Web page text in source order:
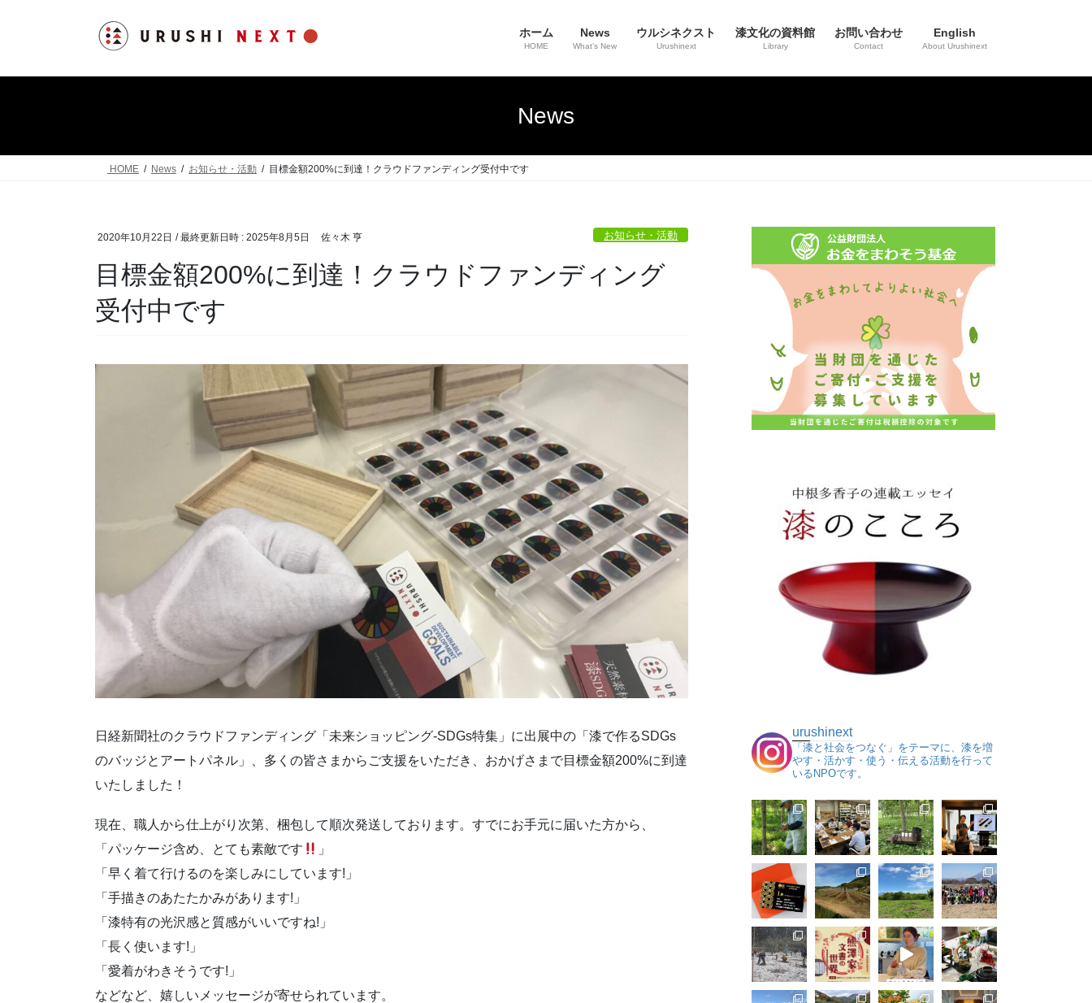
ホーム
HOME
News
What’s New
ウルシネクスト
Urushinext
漆文化の資料館
Library
お問い合わせ
Contact
English
About Urushinext
News
HOME News お知らせ・活動 目標金額200%に到達！クラウドファンディング受付中です
2020年10月22日 / 最終更新日時 : 2025年8月5日 佐々木 亨 お知らせ・活動
目標金額200%に到達！クラウドファンディング
受付中です
日経新聞社のクラウドファンディング「未来ショッピング-SDGs特集」に出展中の「漆で作るSDGs
のバッジとアートパネル」、多くの皆さまからご支援をいただき、おかげさまで目標金額200%に到達
いたしました！
現在、職人から仕上がり次第、梱包して順次発送しております。すでにお手元に届いた方から、
「パッケージ含め、とても素敵です
」
「早く着て行けるのを楽しみにしています!」
「手描きのあたたかみがあります!」
「漆特有の光沢感と質感がいいですね!」
「長く使います!」
「愛着がわきそうです!」
などなど、嬉しいメッセージが寄せられています。
urushinext
「漆と社会をつなぐ」をテーマに、漆を増
やす・活かす・使う・伝える活動を行って
いるNPOです。